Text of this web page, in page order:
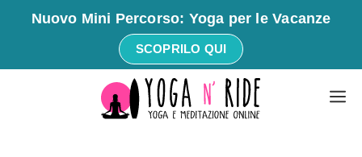
Nuovo Mini Percorso: Yoga per le Vacanze
SCOPRILO QUI